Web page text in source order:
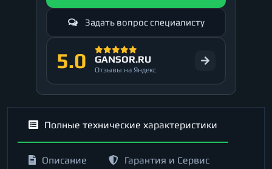
Задать вопрос специалисту
5.0 GANSOR.RU
Отзывы на Яндекс
Полные технические характеристики
Описание Гарантия и Сервис